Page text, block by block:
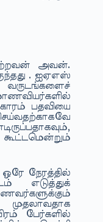
அவன்.
. ஐஏஎஸ்
பதவியை
நேரத்தில்
எடுத்துக்
முதலாவதாக
பேர்களில்